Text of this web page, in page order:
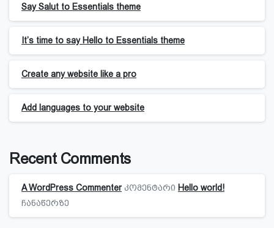
Say Salut to Essentials theme
It’s time to say Hello to Essentials theme
Create any website like a pro
Add languages to your website
Recent Comments
A WordPress Commenterკომენტარი Hello world!
ჩანაწერზე